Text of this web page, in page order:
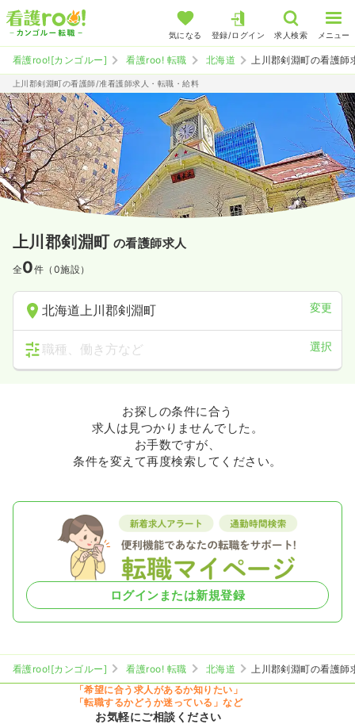
気になる 登録/ログイン 求人検索 メニュー
看護roo![カンゴルー] 看護roo! 転職 北海道 上川郡剣淵町の看護師
上川郡剣淵町の看護師/准看護師求人・転職・給料
上川郡剣淵町 の看護師求人
全0件（0施設）
北海道上川郡剣淵町 変更
職種、働き方など 選択
お探しの条件に合う
求人は見つかりませんでした。
お手数ですが、
条件を変えて再度検索してください。
ログインまたは新規登録
看護roo![カンゴルー] 看護roo! 転職 北海道
上川郡剣淵町の看護師
「希望に合う求人があるか知りたい」
「転職するかどうか迷っている」など
お気軽にご相談ください